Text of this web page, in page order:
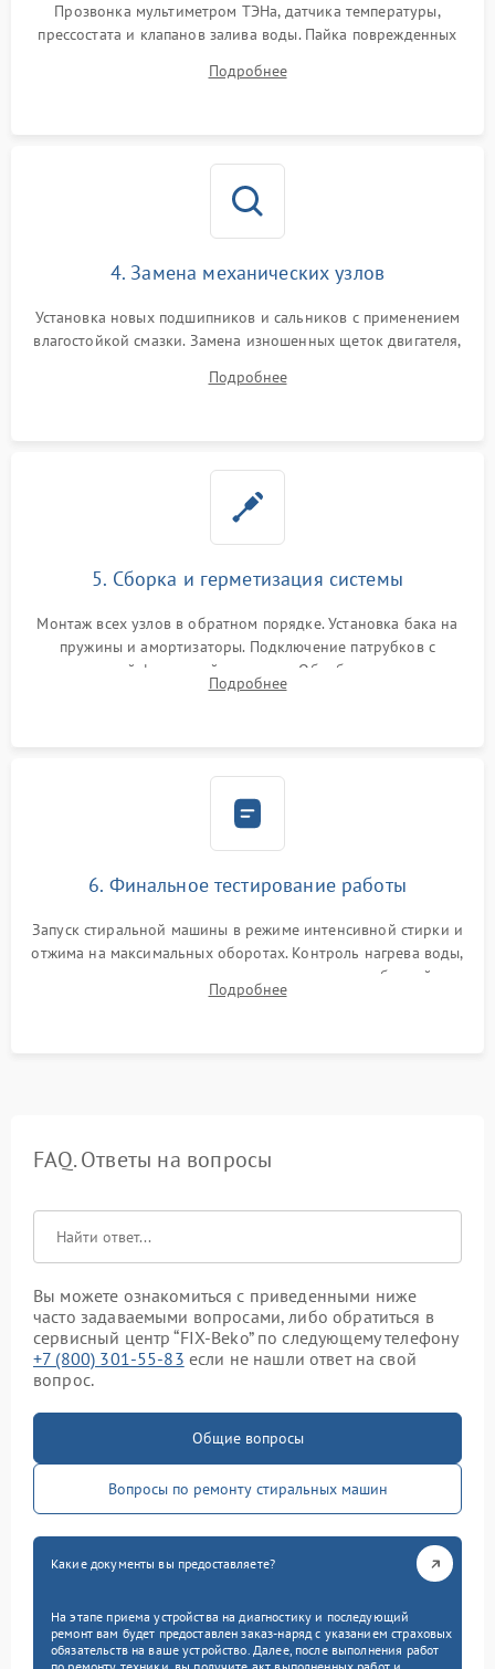
Прозвонка мультиметром ТЭНа, датчика температуры,
прессостата и клапанов залива воды. Пайка поврежденных
Восстановление целостности проводки и контактов.
Подробнее
4. Замена механических узлов
Установка новых подшипников и сальников с применением
влагостойкой смазки. Замена изношенных щеток двигателя,
или поврежденной резиновой манжеты.
Подробнее
5. Сборка и герметизация системы
Монтаж всех узлов в обратном порядке. Установка бака на
пружины и амортизаторы. Подключение патрубков с
надежной фиксацией хомутами. Обработка стыков
герметиком для предотвращения возможных протечек воды.
Подробнее
6. Финальное тестирование работы
Запуск стиральной машины в режиме интенсивной стирки и
отжима на максимальных оборотах. Контроль нагрева воды,
корректности слива, отсутствия излишних вибраций,
посторонних стуков и протечек под корпусом.
Подробнее
FAQ. Ответы на вопросы
Вы можете ознакомиться с приведенными ниже
часто задаваемыми вопросами, либо обратиться в
сервисный центр “FIX-Beko” по следующему телефону
+7 (800) 301-55-83 если не нашли ответ на свой
вопрос.
Общие вопросы
Вопросы по ремонту стиральных машин
Какие документы вы предоставляете?
На этапе приема устройства на диагностику и последующий
ремонт вам будет предоставлен заказ-наряд с указанием страховых
обязательств на ваше устройство. Далее, после выполнения работ